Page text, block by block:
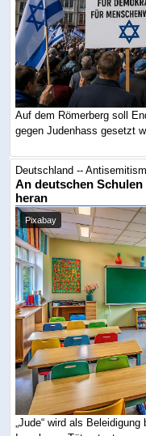
Auf dem Römerberg soll
gegen Judenhass gesetzt
Deutschland --
An deutschen
heran
Pixabay
„Jude“ wird als